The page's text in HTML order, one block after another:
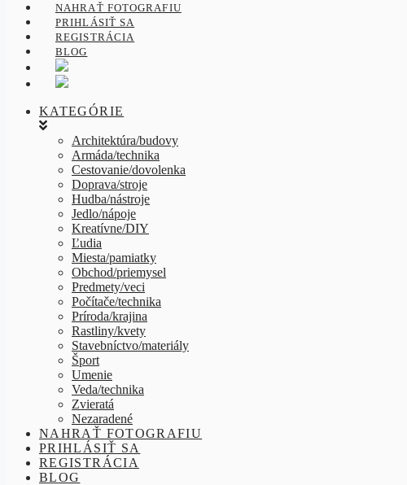
NAHRAŤ FOTOGRAFIU
PRIHLÁSIŤ SA
REGISTRÁCIA
BLOG
KATEGÓRIE
Architektúra/budovy
Armáda/technika
Cestovanie/dovolenka
Doprava/stroje
Hudba/nástroje
Jedlo/nápoje
Kreatívne/DIY
Ľudia
Miesta/pamiatky
Obchod/priemysel
Predmety/veci
Počítače/technika
Príroda/krajina
Rastliny/kvety
Stavebníctvo/materiály
Šport
Umenie
Veda/technika
Zvieratá
Nezaradené
NAHRAŤ FOTOGRAFIU
PRIHLÁSIŤ SA
REGISTRÁCIA
BLOG